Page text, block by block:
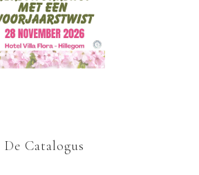
De Catalogus